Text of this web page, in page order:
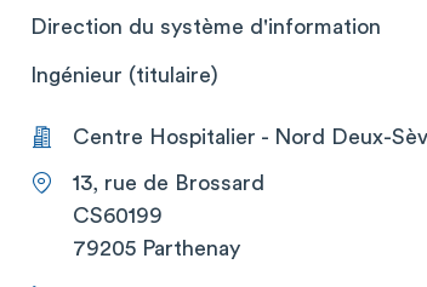
Direction du système d'information
Ingénieur (titulaire)
Centre Hospitalier - Nord Deux-
13, rue de Brossard
CS60199
79205 Parthenay